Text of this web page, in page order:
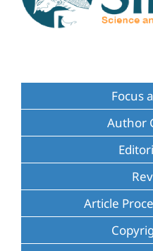
Focus
Author
Article